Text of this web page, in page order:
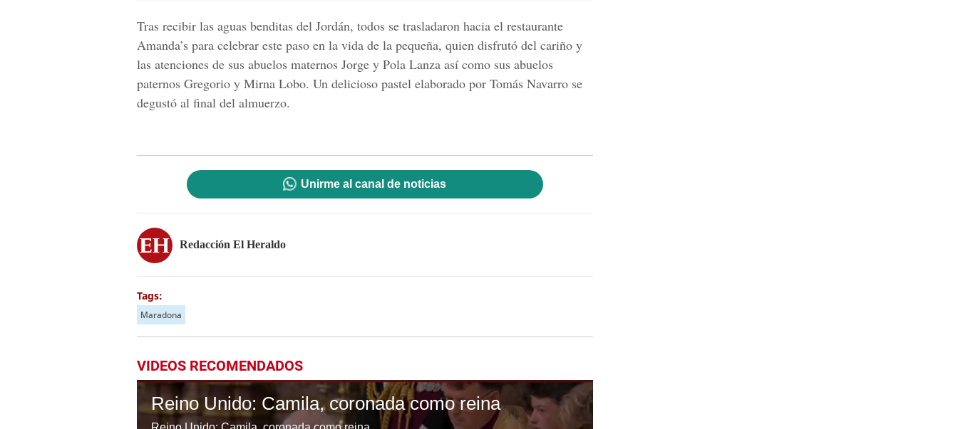
Tras recibir las aguas benditas del Jordán, todos se trasladaron hacia el restaurante
Amanda’s para celebrar este paso en la vida de la pequeña, quien disfrutó del cariño y
las atenciones de sus abuelos maternos Jorge y Pola Lanza así como sus abuelos
paternos Gregorio y Mirna Lobo. Un delicioso pastel elaborado por Tomás Navarro se
degustó al final del almuerzo.
Unirme al canal de noticias
Redacción El Heraldo
Tags:
Maradona
VIDEOS RECOMENDADOS
Reino Unido: Camila, coronada como reina